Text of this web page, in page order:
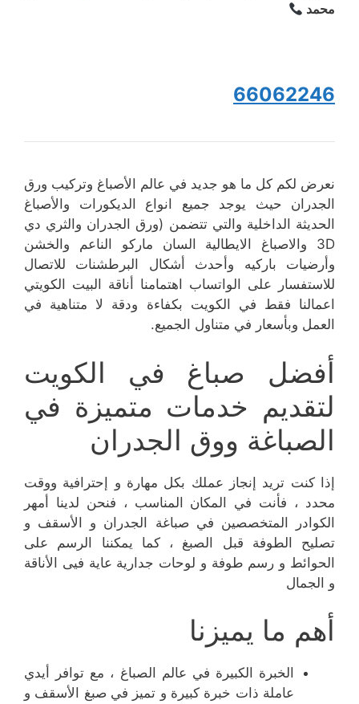
محمد
66062246
نعرض لكم كل ما هو جديد في عالم الأصباغ وتركيب ورق
الجدران حيث يوجد جميع انواع الديكورات والأصباغ
الحديثة الداخلية والتي تتضمن (ورق الجدران والثري دي
3D والاصباغ الايطالية السان ماركو الناعم والخشن
وأرضيات باركيه وأحدث أشكال البرطشنات للاتصال
للاستفسار على الواتساب اهتمامنا أناقة البيت الكويتي
اعمالنا فقط في الكويت بكفاءة ودقة لا متناهية في
العمل وبأسعار في متناول الجميع.
أفضل صباغ في الكويت
لتقديم خدمات متميزة في
الصباغة ووق الجدران
إذا كنت تريد إنجاز عملك بكل مهارة و إحترافية ووقت
محدد ، فأنت في المكان المناسب ، فنحن لدينا أمهر
الكوادر المتخصصين في صباغة الجدران و الأسقف و
تصليح الطوفة قبل الصبغ ، كما يمكننا الرسم على
الحوائط و رسم طوفة و لوحات جدارية عاية فيى الأناقة
و الجمال
أهم ما يميزنا
الخبرة الكبيرة في عالم الصباغ ، مع توافر أيدي
عاملة ذات خبرة كبيرة و تميز في صبغ الأسقف و